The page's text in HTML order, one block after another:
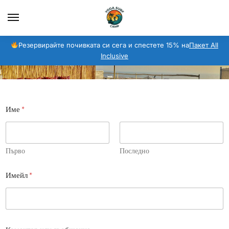
Резервирайте почивката си сега и спестете 15% наПакет All
Inclusive
Име *
Първо Последно
Имейл*